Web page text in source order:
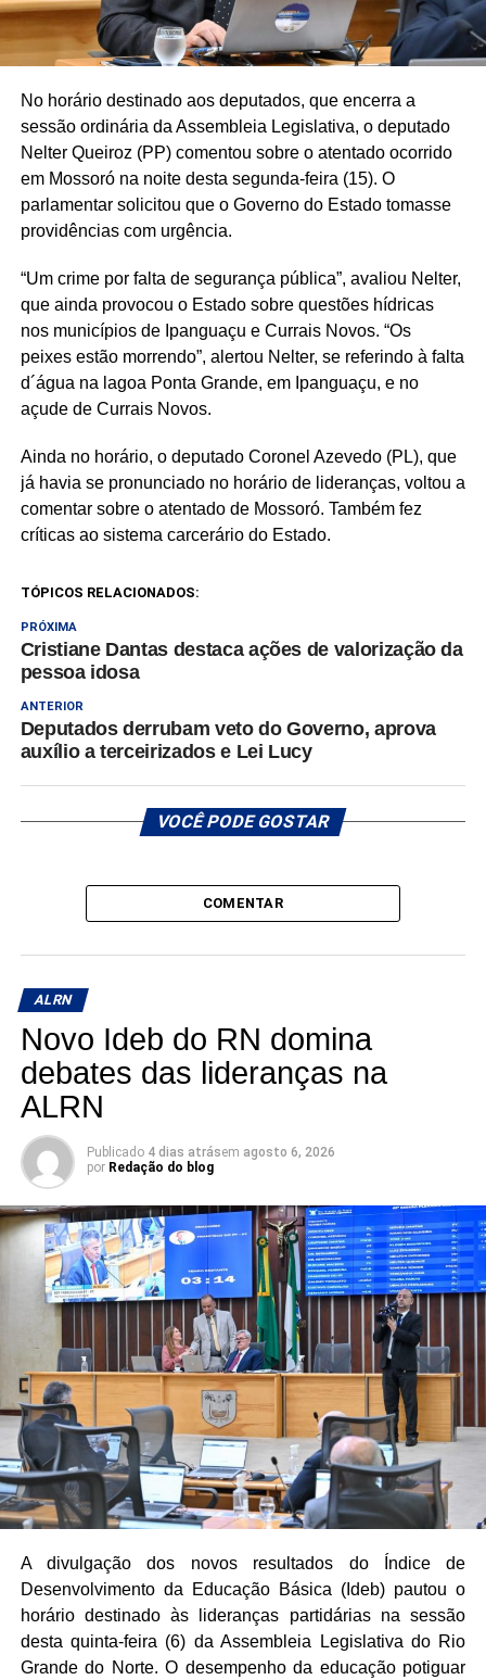
No horário destinado aos deputados, que encerra a
sessão ordinária da Assembleia Legislativa, o deputado
Nelter Queiroz (PP) comentou sobre o atentado ocorrido
em Mossoró na noite desta segunda-feira (15). O
parlamentar solicitou que o Governo do Estado tomasse
providências com urgência.
“Um crime por falta de segurança pública”, avaliou Nelter,
que ainda provocou o Estado sobre questões hídricas
nos municípios de Ipanguaçu e Currais Novos. “Os
peixes estão morrendo”, alertou Nelter, se referindo à falta
d´água na lagoa Ponta Grande, em Ipanguaçu, e no
açude de Currais Novos.
Ainda no horário, o deputado Coronel Azevedo (PL), que
já havia se pronunciado no horário de lideranças, voltou a
comentar sobre o atentado de Mossoró. Também fez
críticas ao sistema carcerário do Estado.
TÓPICOS RELACIONADOS:
PRÓXIMA
Cristiane Dantas destaca ações de valorização da
pessoa idosa
ANTERIOR
Deputados derrubam veto do Governo, aprova
auxílio a terceirizados e Lei Lucy
VOCÊ PODE GOSTAR
COMENTAR
ALRN
Novo Ideb do RN domina
debates das lideranças na
ALRN
Publicado 4 dias atrásem agosto 6, 2026
por Redação do blog
A divulgação dos novos resultados do Índice de
Desenvolvimento da Educação Básica (Ideb) pautou o
horário destinado às lideranças partidárias na sessão
desta quinta-feira (6) da Assembleia Legislativa do Rio
Grande do Norte. O desempenho da educação potiguar